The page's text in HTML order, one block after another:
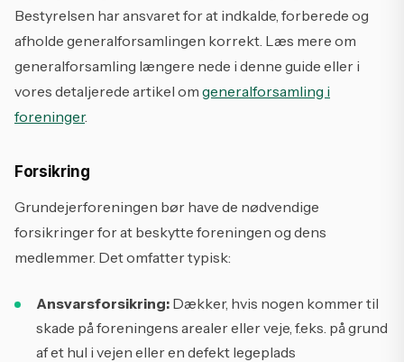
Bestyrelsen har ansvaret for at indkalde, forberede og
afholde generalforsamlingen korrekt. Læs mere om
generalforsamling længere nede i denne guide eller i
vores detaljerede artikel om generalforsamling i
foreninger.
Forsikring
Grundejerforeningen bør have de nødvendige
forsikringer for at beskytte foreningen og dens
medlemmer. Det omfatter typisk:
Ansvarsforsikring: Dækker, hvis nogen kommer til
skade på foreningens arealer eller veje, f.eks. på grund
af et hul i vejen eller en defekt legeplads